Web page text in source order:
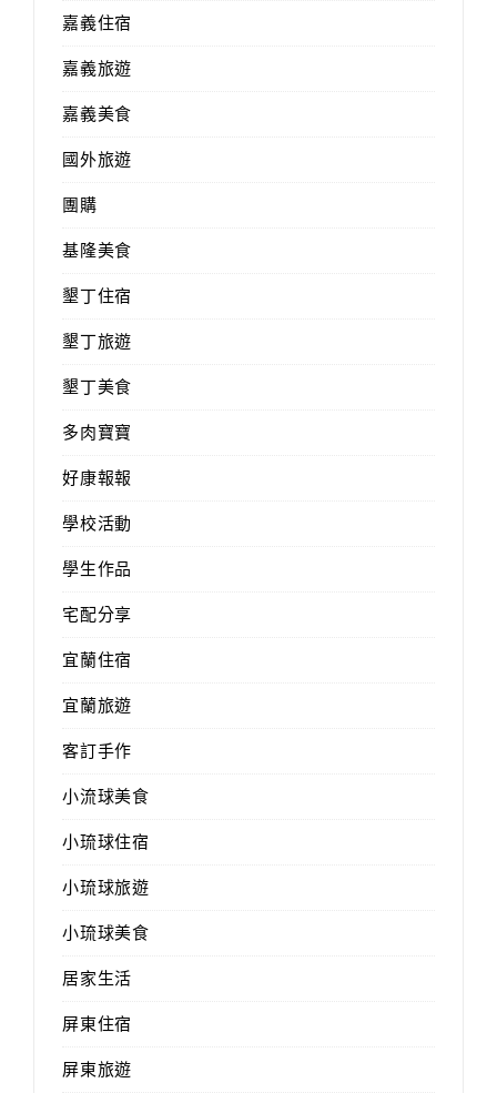
嘉義住宿
嘉義旅遊
嘉義美食
國外旅遊
團購
基隆美食
墾丁住宿
墾丁旅遊
墾丁美食
多肉寶寶
好康報報
學校活動
學生作品
宅配分享
宜蘭住宿
宜蘭旅遊
客訂手作
小流球美食
小琉球住宿
小琉球旅遊
小琉球美食
居家生活
屏東住宿
屏東旅遊